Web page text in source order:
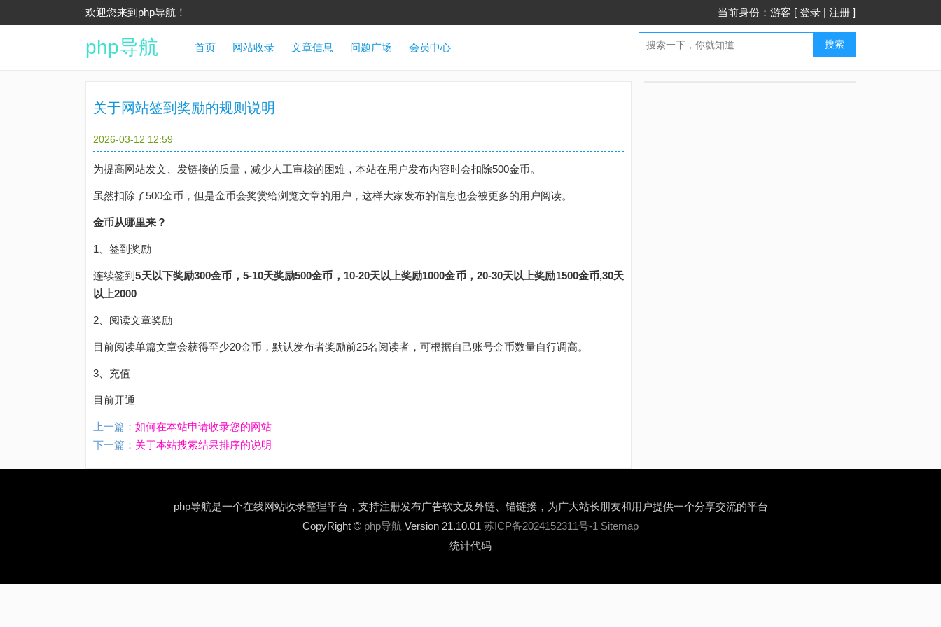
欢迎您来到php导航！ 当前身份：游客 [ 登录 | 注册 ]
php导航 首页 网站收录 文章信息 问题广场 会员中心 搜索
关于网站签到奖励的规则说明
2026-03-12 12:59
为提高网站发文、发链接的质量，减少人工审核的困难，本站在用户发布内容时会扣除500金币。
虽然扣除了500金币，但是金币会奖赏给浏览文章的用户，这样大家发布的信息也会被更多的用户阅读。
金币从哪里来？
1、签到奖励
连续签到5天以下奖励300金币，5-10天奖励500金币，10-20天以上奖励1000金币，20-30天以上奖励1500金币,30天
以上2000
2、阅读文章奖励
目前阅读单篇文章会获得至少20金币，默认发布者奖励前25名阅读者，可根据自己账号金币数量自行调高。
3、充值
目前开通
上一篇： 如何在本站申请收录您的网站
下一篇： 关于本站搜索结果排序的说明
php导航是一个在线网站收录整理平台，支持注册发布广告软文及外链、锚链接，为广大站长朋友和用户提供一个分享交流的平台
CopyRight © php导航 Version 21.10.01 苏ICP备2024152311号-1 Sitemap
统计代码